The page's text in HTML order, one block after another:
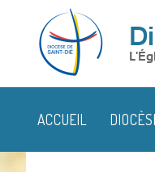
ACCUEIL